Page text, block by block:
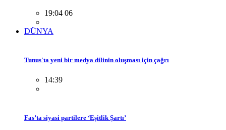
19:04 06
DÜNYA
Tunus'ta yeni bir medya dilinin oluşması için çağrı
14:39
Fas’ta siyasi partilere ‘Eşitlik Şartı’